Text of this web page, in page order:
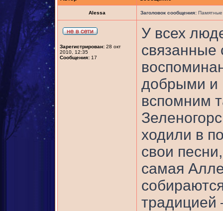
Alessa Заголовок сообщения:
Зарегистрирован: 28 окт
2010, 12:35
Сообщения: 17
У всех
связанные
добрыми и
вспомним
ходили в
свои
самая
традицией